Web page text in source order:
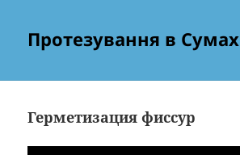
Протезування в Сумах
Герметизация фиссур